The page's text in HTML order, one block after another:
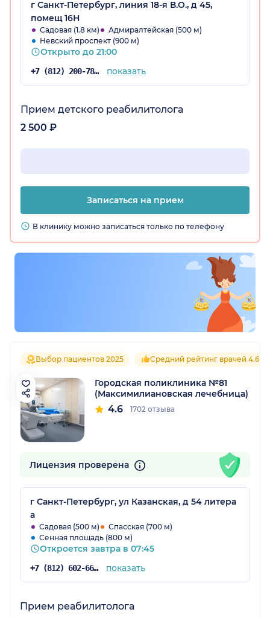
г Санкт-Петербург, линия 18-я В.О., д 45,
помещ 16Н
Садовая (1.8 км)
Адмиралтейская (500 м)
Невский проспект (900 м)
Открыто до 21:00
+7 (812) 200-78-93 показать
Прием детского реабилитолога
2 500 ₽
Записаться на прием
В клинику можно записаться только по телефону
Выбор пациентов 2025 Средний рейтинг врачей 4.6
Городская поликлиника №81
(Максимилиановская лечебница)
4.6 1702 отзыва
Лицензия проверена
г Санкт-Петербург, ул Казанская, д 54 литера
а
Садовая (500 м)
Спасская (700 м)
Сенная площадь (800 м)
Откроется завтра в 07:45
+7 (812) 602-66-04 показать
Прием реабилитолога